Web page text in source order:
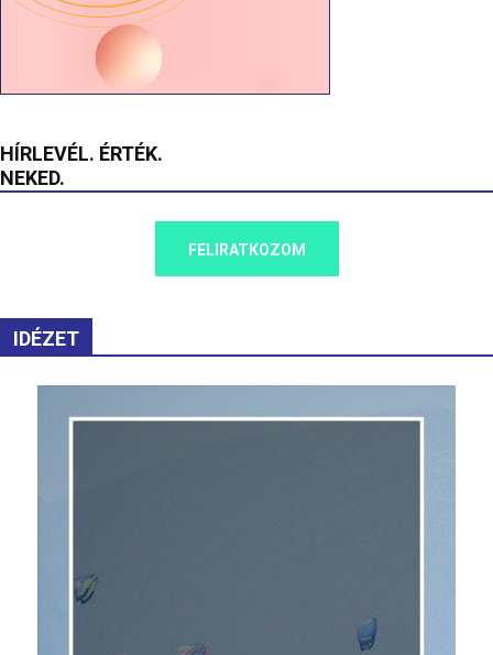
HÍRLEVÉL. ÉRTÉK.
NEKED.
FELIRATKOZOM
IDÉZET